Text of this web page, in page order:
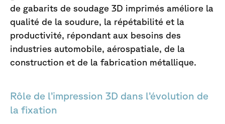
de gabarits de soudage 3D imprimés améliore la
qualité de la soudure, la répétabilité et la
productivité, répondant aux besoins des
industries automobile, aérospatiale, de la
construction et de la fabrication métallique.
Rôle de l’impression 3D dans l’évolution de
la fixation